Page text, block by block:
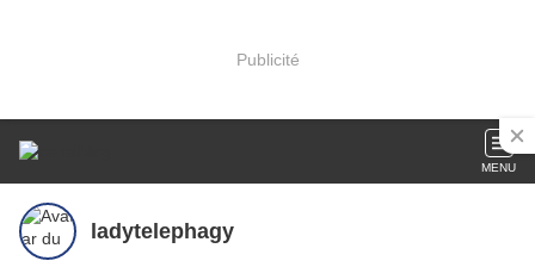
Publicité
MENU
ladytelephagy